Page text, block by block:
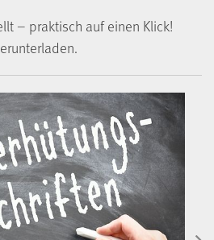
– praktisch auf einen Klick!